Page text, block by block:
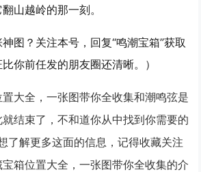
山越岭的那一刻。
神图？关注本号，回复“鸣潮宝箱”获取
你前任发的朋友圈还清晰。）
置大全，一张图带你全收集和潮鸣弦是
结束了，不和道你从中找到你需要的
了解更多这面的信息，记得收藏关注
箱位置大全，一张图带你全收集的介